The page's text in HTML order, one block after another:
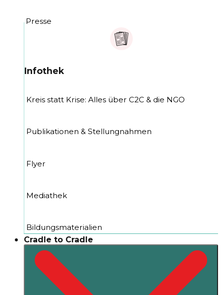
Presse
Infothek
Kreis statt Krise: Alles über C2C & die NGO
Publikationen & Stellungnahmen
Flyer
Mediathek
Bildungsmaterialien
Cradle to Cradle